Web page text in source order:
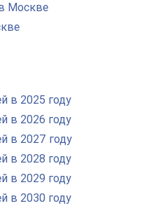
Москве
в 2025 году
в 2026 году
в 2027 году
в 2028 году
в 2029 году
в 2030 году